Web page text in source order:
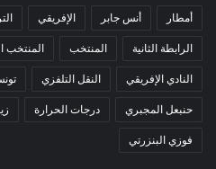
أمطار أنس جابر الإفريقي
الرابطة الثانية المنتخب المنتخب
النادي الإفريقي النقل التلفزي
حنبعل المجبري درجات الحرارة
فوزي البنزرتي